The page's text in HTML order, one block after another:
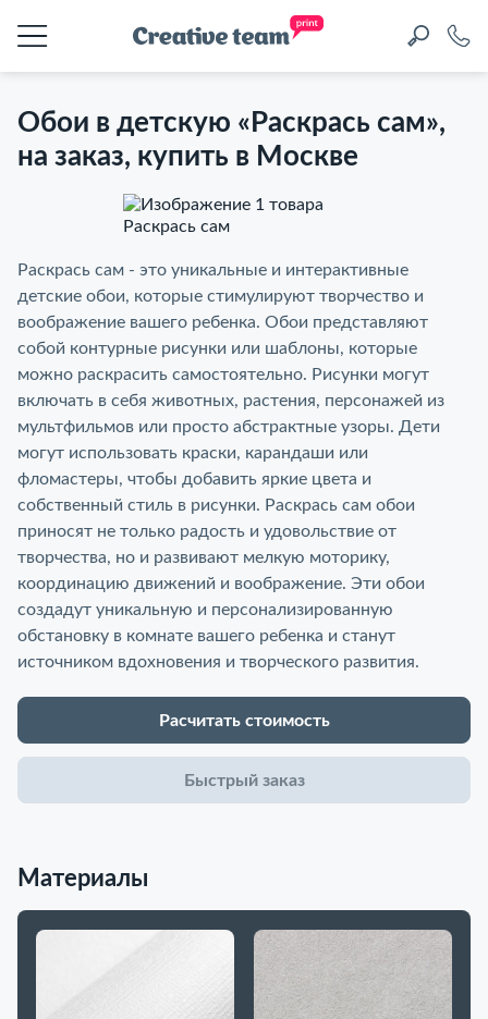
Обои в детскую «Раскрась сам»,
на заказ, купить в Москве
Обои в детскую «Раскрась
сам», на заказ, купить в Москве
Раскрась сам - это уникальные и интерактивные
детские обои, которые стимулируют творчество и
воображение вашего ребенка. Обои представляют
собой контурные рисунки или шаблоны, которые
можно раскрасить самостоятельно. Рисунки могут
включать в себя животных, растения, персонажей из
мультфильмов или просто абстрактные узоры. Дети
могут использовать краски, карандаши или
фломастеры, чтобы добавить яркие цвета и
собственный стиль в рисунки. Раскрась сам обои
приносят не только радость и удовольствие от
творчества, но и развивают мелкую моторику,
координацию движений и воображение. Эти обои
создадут уникальную и персонализированную
обстановку в комнате вашего ребенка и станут
источником вдохновения и творческого развития.
Расчитать стоимость
Быстрый заказ
Материалы